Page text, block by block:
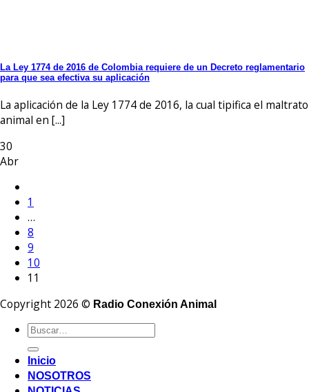
La Ley 1774 de 2016 de Colombia requiere de un Decreto reglamentario
para que sea efectiva su aplicación
La aplicación de la Ley 1774 de 2016, la cual tipifica el maltrato
animal en [...]
30
Abr
1
…
8
9
10
11
Copyright 2026 © Radio Conexión Animal
Inicio
NOSOTROS